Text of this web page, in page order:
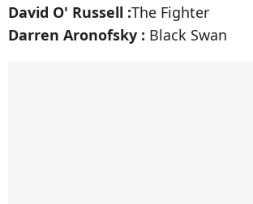
David O' Russell :The Fighter
Darren Aronofsky : Black Swan